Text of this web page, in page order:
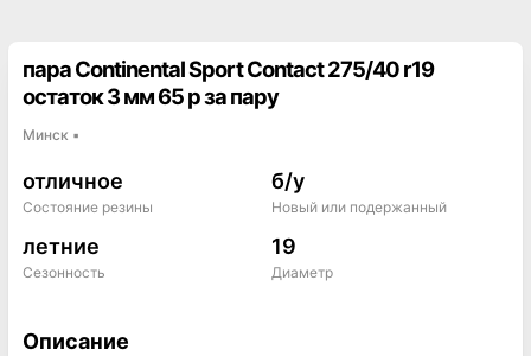
пара Continental Sport Contact 275/40 r19
остаток 3 мм 65 р за пару
Минск ▪
отличное
Состояние резины
б/у
Новый или подержанный
летние
Сезонность
19
Диаметр
Описание